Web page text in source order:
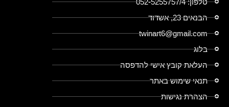
הבנאים 23, אשדוד
twinart6@gmail.com
בלוג
העלאת קובץ אישי להדפסה
תנאי שימוש באתר
הצהרת נגישות